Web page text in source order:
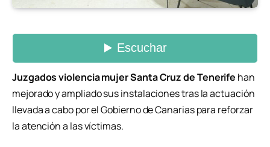
Juzgados violencia mujer Santa Cruz de Tenerife han
mejorado y ampliado sus instalaciones tras la actuación
llevada a cabo por el Gobierno de Canarias para reforzar
la atención a las víctimas.